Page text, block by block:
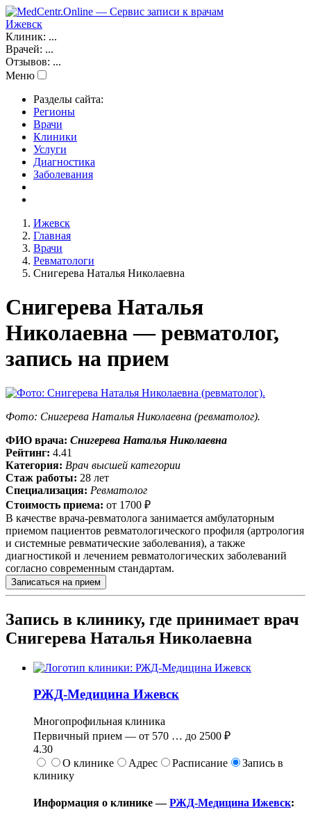
Ижевск
Клиник: ...
Врачей: ...
Отзывов: ...
Меню
Разделы сайта:
Регионы
Врачи
Клиники
Услуги
Диагностика
Заболевания
Ижевск
Главная
Врачи
Ревматологи
Снигерева Наталья Николаевна
Снигерева Наталья
Николаевна — ревматолог,
запись на прием
Фото: Снигерева Наталья Николаевна (ревматолог).
ФИО врача: Снигерева Наталья Николаевна
Рейтинг: 4.41
Категория: Врач высшей категории
Стаж работы: 28 лет
Специализация: Ревматолог
Стоимость приема: от 1700 ₽
В качестве врача-ревматолога занимается амбулаторным
приемом пациентов ревматологического профиля (артрология
и системные ревматические заболевания), а также
диагностикой и лечением ревматологических заболеваний
согласно современным стандартам.
Записаться на прием
Запись в клинику, где принимает врач
Снигерева Наталья Николаевна
РЖД-Медицина Ижевск
Многопрофильная клиника
Первичный прием — от 570 … до 2500 ₽
4.30
О клинике
Адрес Расписание
Запись в
клинику
Информация о клинике —РЖД-Медицина Ижевск: